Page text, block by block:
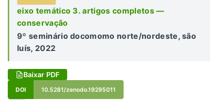
eixo temático 3. artigos completos —
conservação
9º seminário docomomo norte/nordeste, são
luís, 2022
Baixar PDF
DOI 10.5281/zenodo.19295011